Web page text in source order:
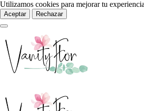
Utilizamos cookies para mejorar tu
Aceptar Rechazar